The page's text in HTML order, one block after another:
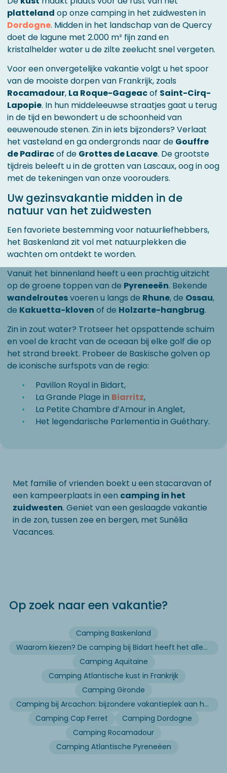
platteland op onze camping in het zuidwesten in
Dordogne. Midden in het landschap van de Quercy
doet de lagune met 2.000 m² fijn zand en
kristalhelder water u de zilte zeelucht snel vergeten.
Voor een onvergetelijke vakantie volgt u het spoor
van de mooiste dorpen van Frankrijk, zoals
Rocamadour, La Roque-Gageacof Saint-Cirq-
Lapopie. In hun middeleeuwse straatjes gaat u terug
in de tijd en bewondert u de schoonheid van
eeuwenoude stenen. Zin in iets bijzonders? Verlaat
het vasteland en ga ondergronds naar de Gouffre
de Padiracof de Grottes de Lacave. De grootste
tijdreis beleeft u in de grotten van Lascaux, oog in oog
met de tekeningen van onze voorouders.
Uw gezinsvakantie midden in de
natuur van het zuidwesten
Een favoriete bestemming voor natuurliefhebbers,
het Baskenland zit vol met natuurplekken die
wachten om ontdekt te worden.
Vanuit het binnenland heeft u een prachtig uitzicht
op de groene toppen van de Pyreneeën. Bekende
wandelroutesvoeren u langs de Rhune, de Ossau,
de Kakuetta-kloven of de Holzarte-hangbrug.
Zin in zout water? Trotseer het opspattende schuim
en voel de kracht van de oceaan bij elke golf die op
het strand breekt. Probeer de Baskische golven op
de iconische surfspots van de regio:
Pavillon Royal in Bidart,
La Grande Plage in Biarritz,
La Petite Chambre d’Amour in Anglet,
Het legendarische Parlementia in Guéthary.
Met familie of vrienden boekt u een stacaravan of
een kampeerplaats in een camping in het
zuidwesten. Geniet van een geslaagde vakantie
in de zon, tussen zee en bergen, met Sunêlia
Vacances.
Op zoek naar een vakantie?
Camping Baskenland
Waarom kiezen? De camping bij Bidart heeft het allemaal
Camping Aquitaine
Camping Atlantische kust in Frankrijk
Camping Gironde
Camping bij Arcachon: bijzondere vakantieplek aan het water
Camping Cap Ferret
Camping Dordogne
Camping Rocamadour
Camping Atlantische Pyreneëen